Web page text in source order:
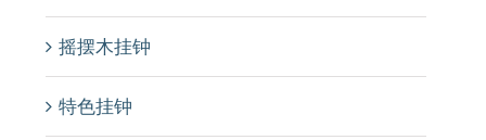
摇摆木挂钟
特色挂钟